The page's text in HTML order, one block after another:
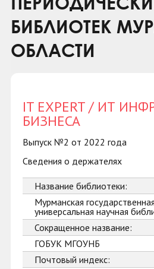
БИБЛИОТЕК
ОБЛАСТИ
IT EXPERT / ИТ
БИЗНЕСА
Выпуск №2 от 2022 года
Сведения о держателях
Название библиотеки:
Мурманская
универсальная научная
Сокращенное название:
ГОБУК МГОУНБ
Почтовый индекс: